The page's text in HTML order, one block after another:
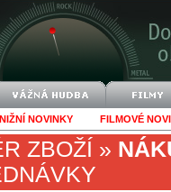
NOVINKY FILMOVÉ
ZBOŽÍ »